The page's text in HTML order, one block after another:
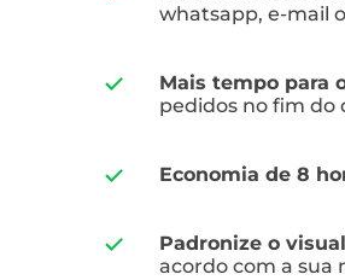
whatsapp, e-mail
Mais tempo para
pedidos no fim do
Economia de 8
Padronize o
acordo com a sua